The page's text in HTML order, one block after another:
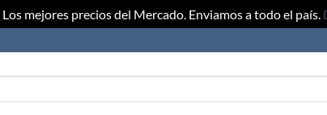
Los mejores precios del Mercado. Enviamos a todo el país.